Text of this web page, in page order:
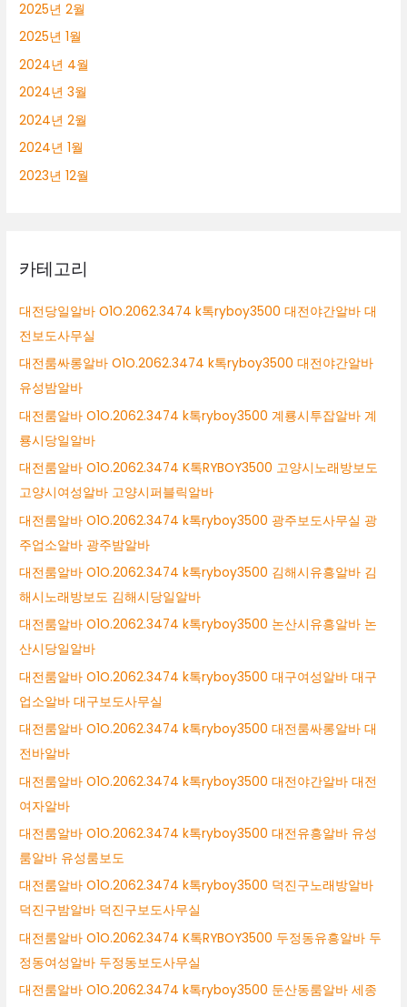
2025년 2월
2025년 1월
2024년 4월
2024년 3월
2024년 2월
2024년 1월
2023년 12월
카테고리
대전당일알바 O1O.2062.3474 k톡ryboy3500 대전야간알바 대
전보도사무실
대전룸싸롱알바 O1O.2062.3474 k톡ryboy3500 대전야간알바
유성밤알바
대전룸알바 O1O.2062.3474 k톡ryboy3500 계룡시투잡알바 계
룡시당일알바
대전룸알바 O1O.2062.3474 K톡RYBOY3500 고양시노래방보도
고양시여성알바 고양시퍼블릭알바
대전룸알바 O1O.2062.3474 k톡ryboy3500 광주보도사무실 광
주업소알바 광주밤알바
대전룸알바 O1O.2062.3474 k톡ryboy3500 김해시유흥알바 김
해시노래방보도 김해시당일알바
대전룸알바 O1O.2062.3474 k톡ryboy3500 논산시유흥알바 논
산시당일알바
대전룸알바 O1O.2062.3474 k톡ryboy3500 대구여성알바 대구
업소알바 대구보도사무실
대전룸알바 O1O.2062.3474 k톡ryboy3500 대전룸싸롱알바 대
전바알바
대전룸알바 O1O.2062.3474 k톡ryboy3500 대전야간알바 대전
여자알바
대전룸알바 O1O.2062.3474 k톡ryboy3500 대전유흥알바 유성
룸알바 유성룸보도
대전룸알바 O1O.2062.3474 k톡ryboy3500 덕진구노래방알바
덕진구밤알바 덕진구보도사무실
대전룸알바 O1O.2062.3474 K톡RYBOY3500 두정동유흥알바 두
정동여성알바 두정동보도사무실
대전룸알바 O1O.2062.3474 k톡ryboy3500 둔산동룸알바 세종